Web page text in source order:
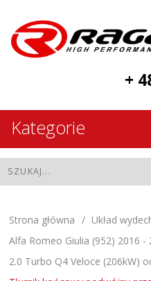
+
Kategorie
Strona główna Układ
Alfa Romeo Giulia (952) 2016 -
2.0 Turbo Q4 Veloce (206kW)